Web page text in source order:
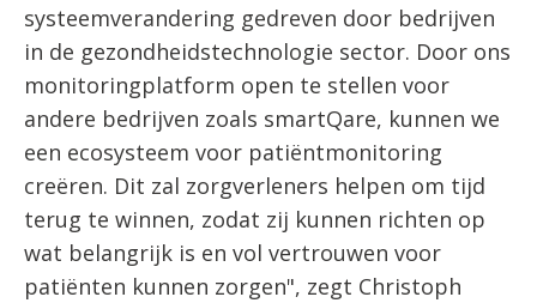
systeemverandering gedreven door bedrijven
in de gezondheidstechnologie sector. Door ons
monitoringplatform open te stellen voor
andere bedrijven zoals smartQare, kunnen we
een ecosysteem voor patiëntmonitoring
creëren. Dit zal zorgverleners helpen om tijd
terug te winnen, zodat zij kunnen richten op
wat belangrijk is en vol vertrouwen voor
patiënten kunnen zorgen", zegt Christoph